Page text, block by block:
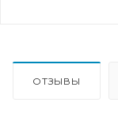
ОТЗЫВЫ